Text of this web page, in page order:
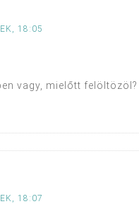
18:05
vagy, mielőtt felöltözöl?
18:07